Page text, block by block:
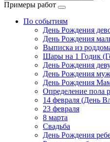
Примеры работ
По событиям
День Рождения
День Рождения
Выписка из
Шары на 1 Годик
День Рождения
День Рождения
День Рождения
Определение пола
14 февраля (День
23 февраля
8 марта
Свадьба
День Рождения